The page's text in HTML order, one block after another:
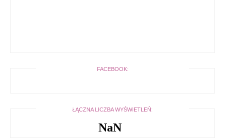
FACEBOOK:
ŁĄCZNA LICZBA WYŚWIETLEŃ:
NaN